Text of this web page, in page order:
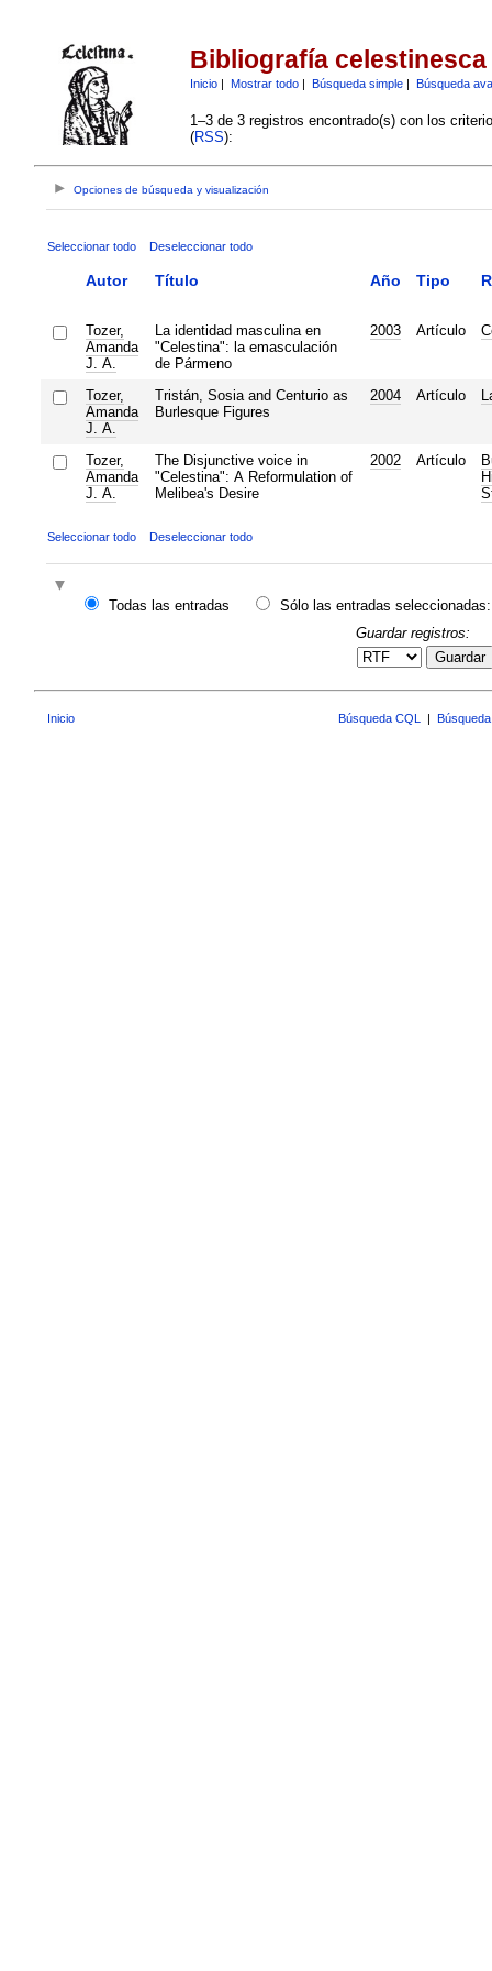
Bibliografía celestinesca
Inicio| Mostrar todo| Búsqueda simple| Búsqueda
1–3 de 3 registros encontrado(s) con los
(RSS):
Opciones de búsqueda y visualización
Seleccionar todo Deseleccionar todo
Autor Título Año Tipo
Tozer,
Amanda
J. A.
La identidad masculina en
"Celestina": la emasculación
de Pármeno
2003 Artículo
Tozer,
Amanda
J. A.
Tristán, Sosia and Centurio as
Burlesque Figures
2004 Artículo
Tozer,
Amanda
J. A.
The Disjunctive voice in
"Celestina": A Reformulation of
Melibea's Desire
2002 Artículo
Seleccionar todo Deseleccionar todo
Todas las entradas
Sólo las entradas seleccionadas:
Guardar registros:
Guardar
Inicio Búsqueda CQL